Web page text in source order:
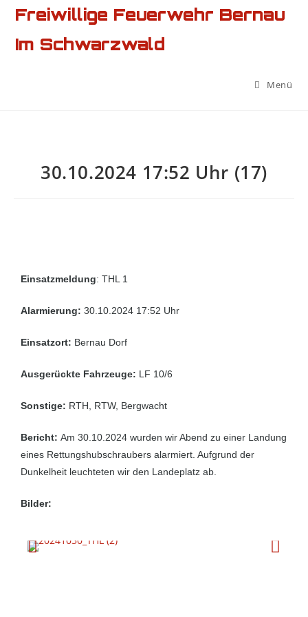
Freiwillige Feuerwehr Bernau
Im Schwarzwald
Menü
30.10.2024 17:52 Uhr (17)
Einsatzmeldung: THL 1
Alarmierung: 30.10.2024 17:52 Uhr
Einsatzort: Bernau Dorf
Ausgerückte Fahrzeuge: LF 10/6
Sonstige: RTH, RTW, Bergwacht
Bericht: Am 30.10.2024 wurden wir Abend zu einer Landung
eines Rettungshubschraubers alarmiert. Aufgrund der
Dunkelheit leuchteten wir den Landeplatz ab.
Bilder: